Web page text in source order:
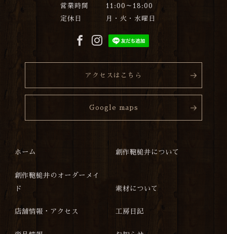
営業時間
11:00～18:00
定休日
月・火・水曜日
アクセスはこちら
Google maps
ホーム 創作鞄槌井について
創作鞄槌井のオーダーメイ
ド
素材について
店舗情報・アクセス 工房日記